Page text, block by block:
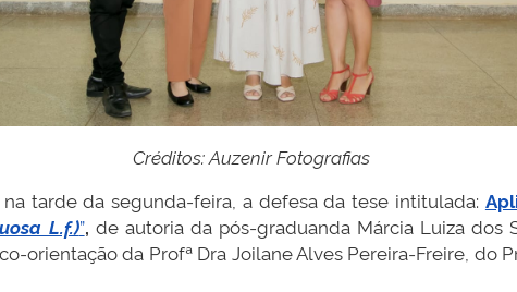
Créditos: Auzenir Fotografias
tarde da segunda-feira, a defesa da tese intitulada:
L.f.)”, de autoria da pós-graduanda Márcia Luiza dos
orientação da Profª Dra Joilane Alves Pereira-Freire,